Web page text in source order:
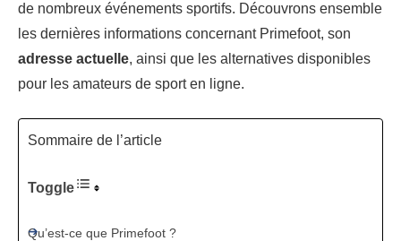
de nombreux événements sportifs. Découvrons ensemble
les dernières informations concernant Primefoot, son
adresse actuelle, ainsi que les alternatives disponibles
pour les amateurs de sport en ligne.
Sommaire de l’article
Toggle
Qu’est-ce que Primefoot ?